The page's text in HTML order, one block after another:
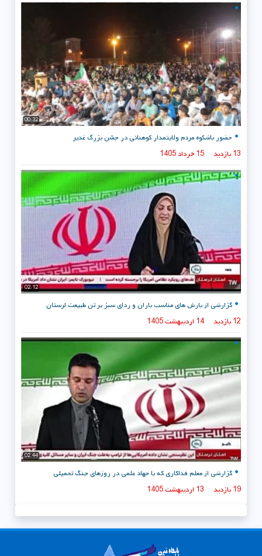
00:32
حضور باشکوه مردم ولایتمدار کوهنانی در جشن بزرگ غدیر
13 بازدید 15 خرداد 1405
02:12
گزارشی از بارش های مناسب باران و ردای سبز بر تن طبیعت لرستان
12 بازدید 14 اردیبهشت 1405
02:44
گزارشی از معلم فداکاری که با جهاد علمی در روزهای جنگ تحمیلی
19 بازدید 13 اردیبهشت 1405